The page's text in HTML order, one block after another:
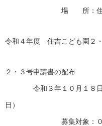
場 所：住吉こ
令和４年度 住吉こども園２
２・３号申請書の配布
令和３年１０月１８日（
日）
募集対象：０歳児